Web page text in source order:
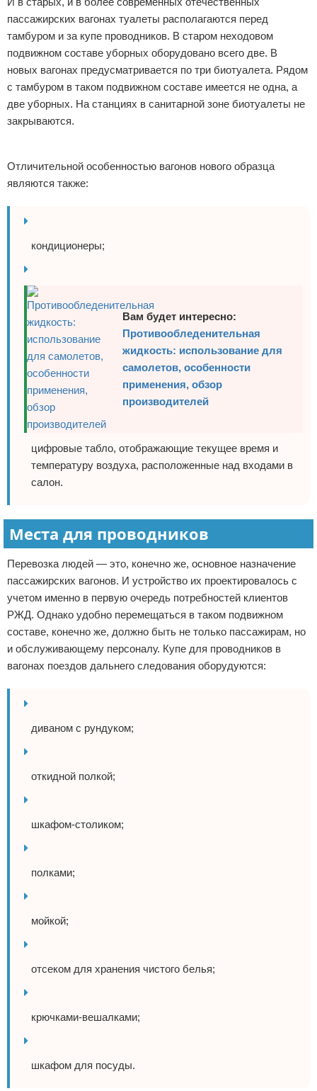
пассажирских вагонах туалеты располагаются перед
тамбуром и за купе проводников. В старом неходовом
подвижном составе уборных оборудовано всего две. В
новых вагонах предусматривается по три биотуалета. Рядом
с тамбуром в таком подвижном составе имеется не одна, а
две уборных. На станциях в санитарной зоне биотуалеты не
закрываются.
Отличительной особенностью вагонов нового образца
являются также:
кондиционеры;
Вам будет интересно:
Противообледенительная
жидкость: использование для
самолетов, особенности
применения, обзор
производителей
цифровые табло, отображающие текущее время и
температуру воздуха, расположенные над входами в
салон.
Места для проводников
Перевозка людей — это, конечно же, основное назначение
пассажирских вагонов. И устройство их проектировалось с
учетом именно в первую очередь потребностей клиентов
РЖД. Однако удобно перемещаться в таком подвижном
составе, конечно же, должно быть не только пассажирам, но
и обслуживающему персоналу. Купе для проводников в
вагонах поездов дальнего следования оборудуются:
диваном с рундуком;
откидной полкой;
шкафом-столиком;
полками;
мойкой;
отсеком для хранения чистого белья;
крючками-вешалками;
шкафом для посуды.